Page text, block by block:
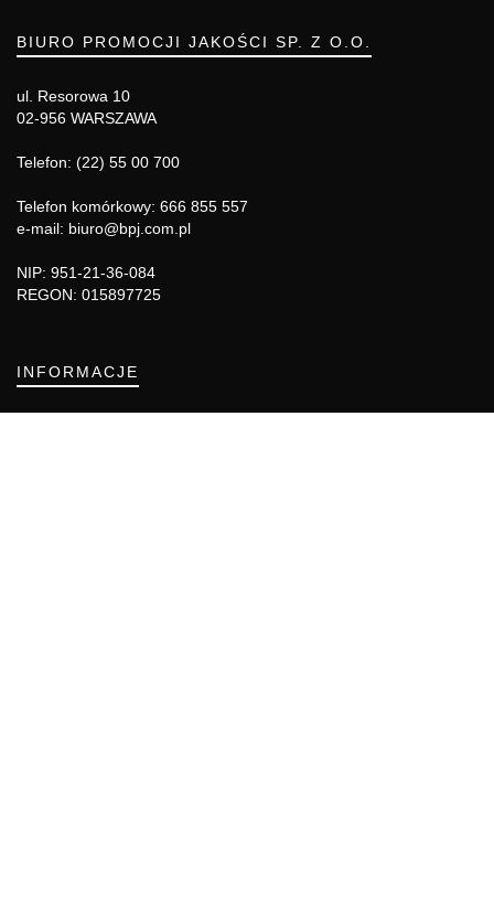
BIURO PROMOCJI JAKOŚCI SP. Z O.O.
ul. Resorowa 10
02-956 WARSZAWA
Telefon: (22) 55 00 700
Telefon komórkowy: 666 855 557
e-mail: biuro@bpj.com.pl
NIP: 951-21-36-084
REGON: 015897725
INFORMACJE